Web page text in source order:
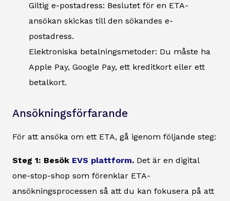
Giltig e-postadress: Beslutet för en ETA-
ansökan skickas till den sökandes e-
postadress.
Elektroniska betalningsmetoder: Du måste ha
Apple Pay, Google Pay, ett kreditkort eller ett
betalkort.
Ansökningsförfarande
För att ansöka om ett ETA, gå igenom följande steg:
Steg 1: Besök EVS plattform. Det är en digital
one-stop-shop som förenklar ETA-
ansökningsprocessen så att du kan fokusera på att